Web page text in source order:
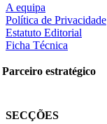
A equipa
Política de Privacidade
Estatuto Editorial
Ficha Técnica
Parceiro estratégico
SECÇÕES